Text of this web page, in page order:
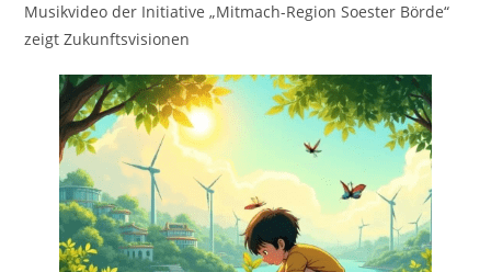
Musikvideo der Initiative „Mitmach-Region Soester Börde“
zeigt Zukunftsvisionen